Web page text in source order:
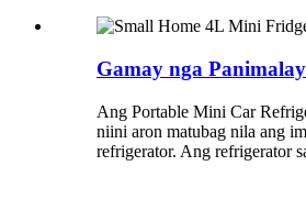
Gamay nga
Ang Portable Mini Car
niini aron matubag nila ang
refrigerator. Ang refrigerator